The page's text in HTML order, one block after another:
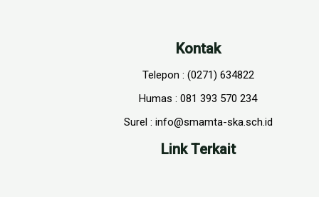
Kontak
Telepon : (0271) 634822
Humas : 081 393 570 234
Surel : info@smamta-ska.sch.id
Link Terkait